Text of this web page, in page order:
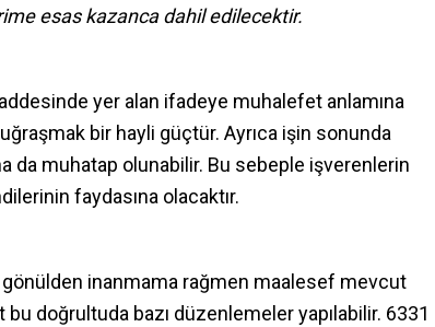
esas kazanca dahil edilecektir.
yer alan ifadeye muhalefet anlamına
bir hayli güçtür. Ayrıca işin sonunda
da muhatap olunabilir. Bu sebeple işverenlerin
faydasına olacaktır.
inanmama rağmen maalesef mevcut
doğrultuda bazı düzenlemeler yapılabilir. 6331